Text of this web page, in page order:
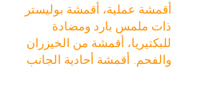
أقمشة عملية، أقمشة بوليستر
ذات ملمس بارد ومضادة
للبكتيريا، أقمشة من الخيزران
والفحم. أقمشة أحادية الجانب